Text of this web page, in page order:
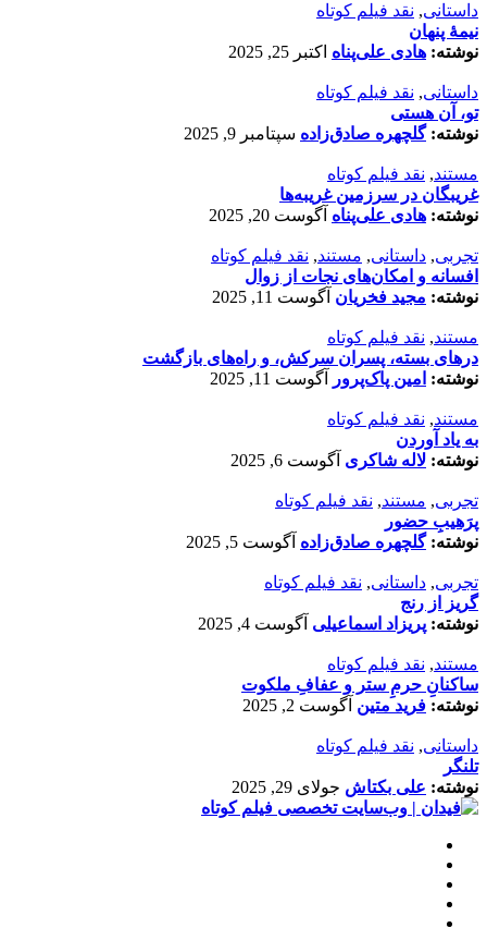
داستانی, نقد فیلم کوتاه
نیمۀ پنهان
نوشته: هادی علی‌پناه اکتبر 25, 2025
داستانی, نقد فیلم کوتاه
تو، آن هستی
نوشته:گلچهره صادق‌زاده سپتامبر 9, 2025
مستند, نقد فیلم کوتاه
غریبگان در سرزمین غریبه‌ها
نوشته: هادی علی‌پناه آگوست 20, 2025
تجربی, داستانی, مستند, نقد فیلم کوتاه
افسانه‌ و امکان‌های نجات از زوال
نوشته: مجید فخریان آگوست 11, 2025
مستند, نقد فیلم کوتاه
درهای بسته، پسران سرکش، و راه‌های بازگشت
نوشته: امین پاک‌پرور آگوست 11, 2025
مستند, نقد فیلم کوتاه
به یاد آوردن
نوشته: لاله شاکری آگوست 6, 2025
تجربی, مستند, نقد فیلم کوتاه
پرَهیب‌ِ حضور
نوشته:گلچهره صادق‌زاده آگوست 5, 2025
تجربی, داستانی, نقد فیلم کوتاه
گریز از رنج
نوشته: پریزاد اسماعیلی آگوست 4, 2025
مستند, نقد فیلم کوتاه
ساکنانِ حرمِ ستر و عفافِ ملکوت
نوشته: فرید متین آگوست 2, 2025
داستانی, نقد فیلم کوتاه
تلنگر
نوشته: علی بکتاش جولای 29, 2025